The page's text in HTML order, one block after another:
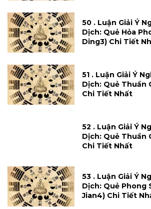
50 . Luận Giải Ý
Dịch: Quẻ Hỏa
Ding3) Chi Tiết
51 . Luận Giải Ý
Dịch: Quẻ Thuần
Chi Tiết Nhất
52 . Luận Giải Ý
Dịch: Quẻ Thuần
Chi Tiết Nhất
53 . Luận Giải Ý
Dịch: Quẻ Phong
Jian4) Chi Tiết